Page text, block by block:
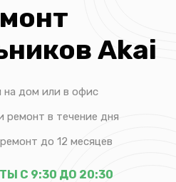
Akai
на дом или в офис
ремонт в течение дня
до 12 месяцев
С 9:30 ДО 20:30